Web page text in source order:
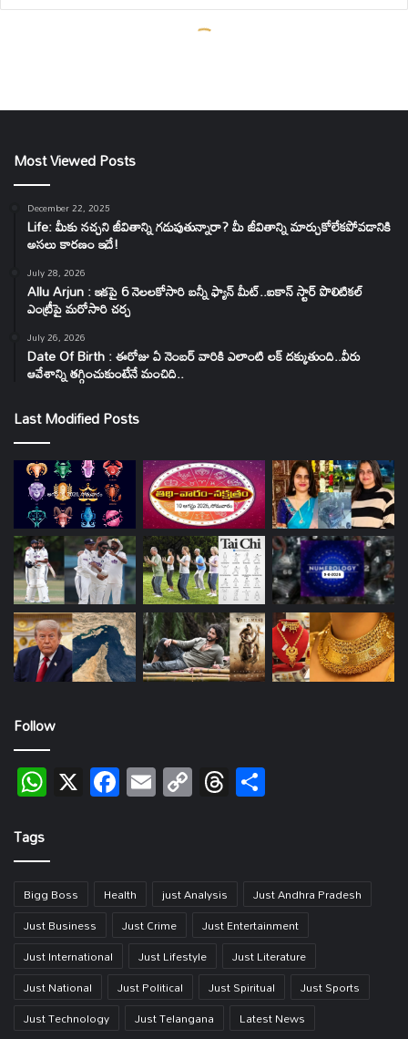
Most Viewed Posts
December 22, 2025
Life: మీకు నచ్చని జీవితాన్ని గడుపుతున్నారా? మీ జీవితాన్ని మార్చుకోలేకపోవడానికి
అసలు కారణం ఇదే!
July 28, 2026
Allu Arjun : ఇకపై 6 నెలలకోసారి బన్నీ ఫ్యాన్ మీట్..ఐకాన్ స్టార్ పొలిటికల్
ఎంట్రీపై మరోసారి చర్చ
July 26, 2026
Date Of Birth : ఈరోజు ఏ నెంబర్ వారికి ఎలాంటి లక్ దక్కుతుంది..వీరు
ఆవేశాన్ని తగ్గించుకుంటేనే మంచిది..
Last Modified Posts
Follow
WhatsApp
X Facebook
EmailCopy
Link
Threads
Tags
Bigg Boss Health just Analysis
Just Andhra Pradesh
Just Business
Just Crime
Just Entertainment
Just International
Just Lifestyle
Just Literature
Just National
Just Political Just Spiritual
Just Sports
Just Technology
Just Telangana Latest News